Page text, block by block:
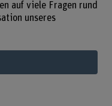
auf viele Fragen rund
unseres